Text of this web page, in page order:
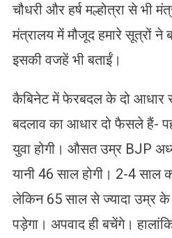
चौधरी और हर्ष मल्होत्रा से भी
मंत्रालय में मौजूद हमारे सूत्रों
इसकी वजहें भी बताईं।
कैबिनेट में फेरबदल के दो आधार
बदलाव का आधार दो फैसले हैं-
युवा होगी। औसत उम्र BJP
यानी 46 साल होगी। 2-4 साल
लेकिन 65 साल से ज्यादा उम्र के
पड़ेगा। अपवाद ही बचेंगे।